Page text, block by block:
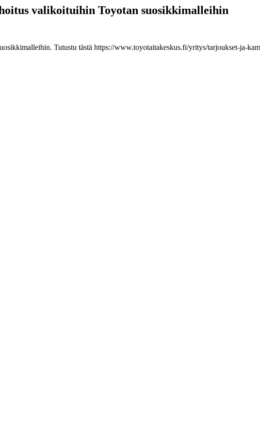
valikoituihin Toyotan suosikkimalleihin
Tutustu tästä https://www.toyotaitakeskus.fi/yritys/tarjoukset-ja-